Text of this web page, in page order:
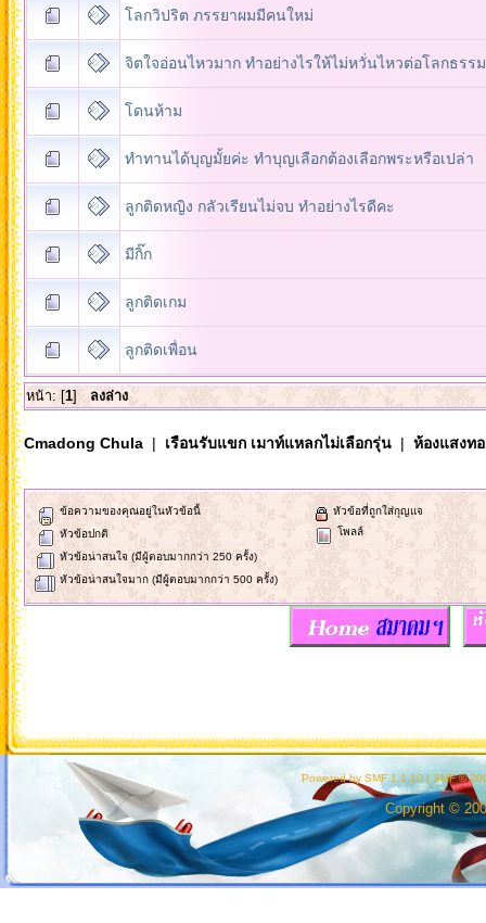
โลกวิปริต ภรรยาผมมีคนใหม่
จิตใจอ่อนไหวมาก ทำอย่างไรให้ไม่หวั่นไหวต่อโลกธรรม
โดนห้าม
ทำทานได้บุญมั้ยค่ะ ทำบุญเลือกต้องเลือกพระหรือเปล่า
ลูกติดหญิง กลัวเรียนไม่จบ ทำอย่างไรดีคะ
มีกิ๊ก
ลูกติดเกม
ลูกติดเพื่อน
หน้า: [1]ลงล่าง
Cmadong Chula| เรือนรับแขก เมาท์แหลกไม่เลือกรุ่น| ห้องแสงท
ข้อความของคุณอยู่ในหัวข้อนี้
หัวข้อปกติ
หัวข้อน่าสนใจ (มีผู้ตอบมากกว่า 250 ครั้ง)
หัวข้อน่าสนใจมาก (มีผู้ตอบมากกว่า 500 ครั้ง)
หัวข้อที่ถูกใส่กุญแจ
โพลล์
Powered by SMF 1.1.10 | SMF ©
Copyright ©